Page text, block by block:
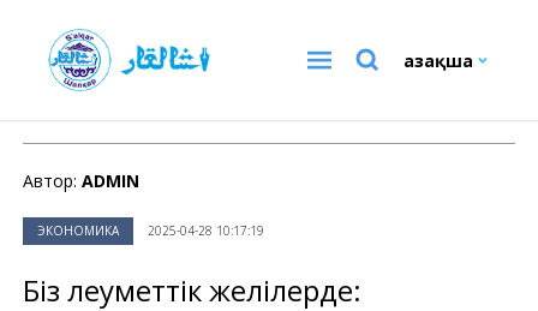
Қазақша
Автор: ADMIN
ЭКОНОМИКА 2025-04-28 10:17:19
Біз әлеуметтік желілерде: